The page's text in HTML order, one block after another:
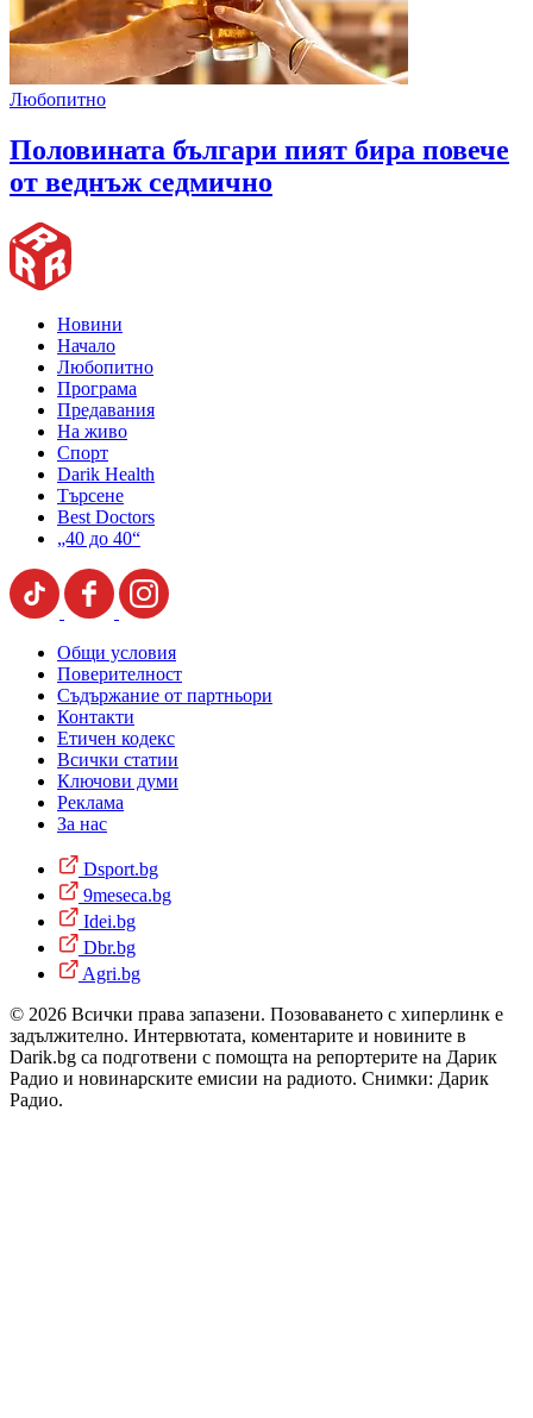
Любопитно
Половината българи пият бира повече
от веднъж седмично
Новини
Начало
Любопитно
Програма
Предавания
На живо
Спорт
Darik Health
Търсене
Best Doctors
„40 до 40“
Общи условия
Поверителност
Съдържание от партньори
Контакти
Етичен кодекс
Всички статии
Ключови думи
Реклама
За нас
Dsport.bg
9meseca.bg
Idei.bg
Dbr.bg
Agri.bg
© 2026 Всички права запазени. Позоваването с хиперлинк е
задължително. Интервютата, коментарите и новините в
Darik.bg са подготвени с помощта на репортерите на Дарик
Радио и новинарските емисии на радиото. Снимки: Дарик
Радио.